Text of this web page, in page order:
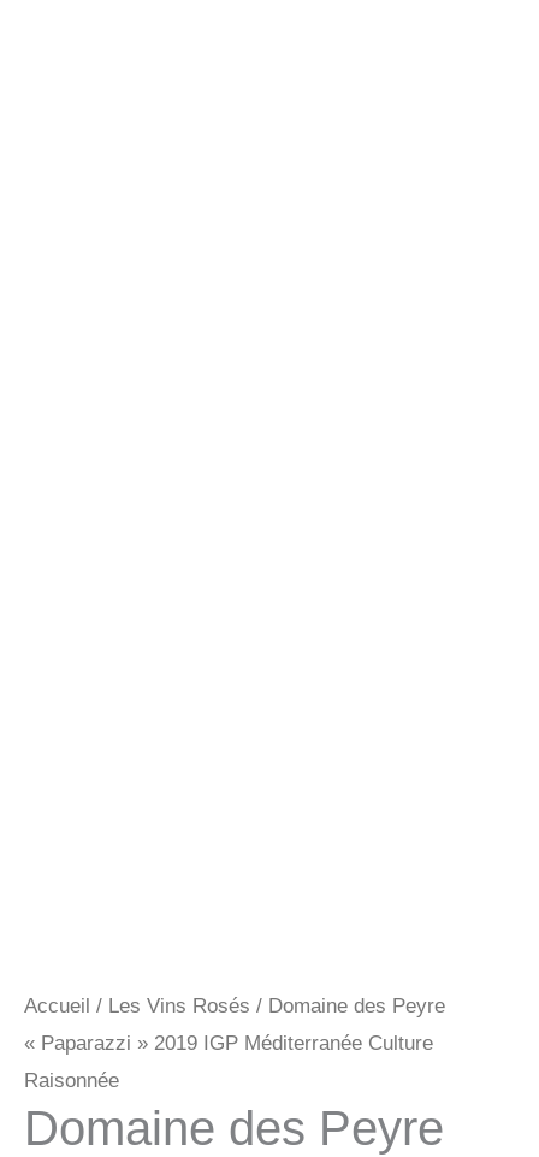
Accueil / Les Vins Rosés / Domaine des Peyre
« Paparazzi » 2019 IGP Méditerranée Culture
Raisonnée
Domaine des Peyre